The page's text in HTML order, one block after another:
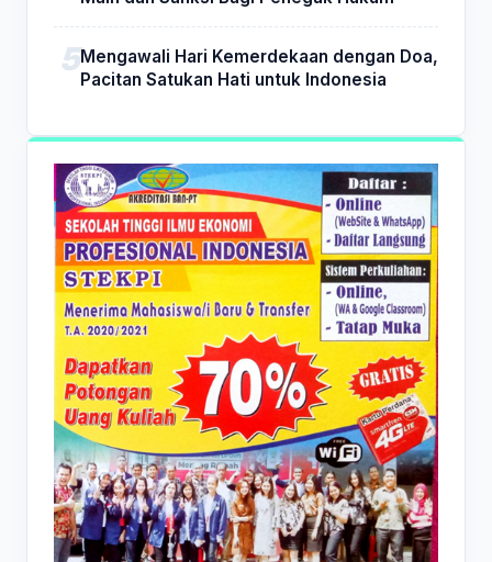
Mengawali Hari Kemerdekaan dengan Doa,
Pacitan Satukan Hati untuk Indonesia